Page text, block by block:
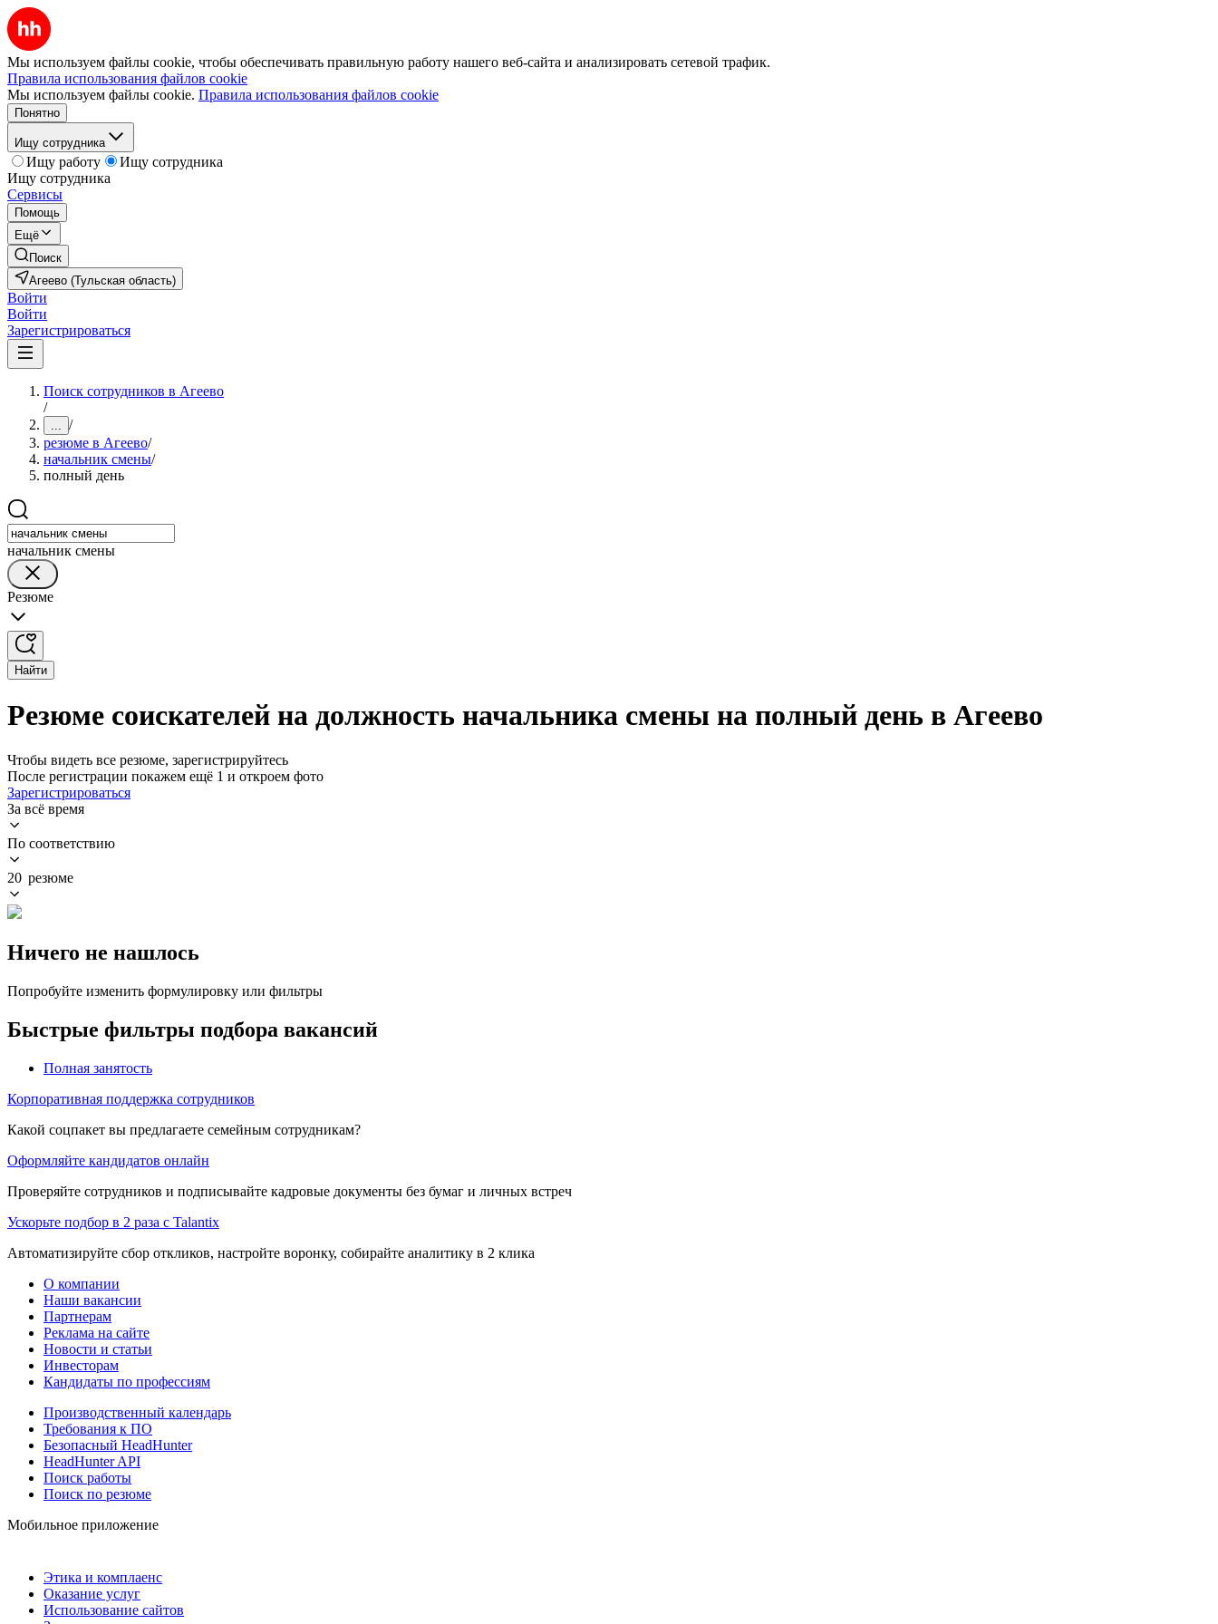
Мы используем файлы cookie, чтобы обеспечивать правильную работу нашего веб-сайта и анализировать сетевой трафик.
Правила использования файлов cookie
Мы используем файлы cookie. Правила использования файлов cookie
Понятно
Ищу сотрудника
Ищу работу
Ищу сотрудника
Ищу сотрудника
Сервисы
Помощь
Ещё
Поиск
Агеево (Тульская область)
Войти
Войти
Зарегистрироваться
Поиск сотрудников в Агеево
/
... /
резюме в Агеево/
начальник смены/
полный день
начальник смены
Резюме
Найти
Резюме соискателей на должность начальника смены на полный день в Агеево
Чтобы видеть все резюме, зарегистрируйтесь
После регистрации покажем ещё 1 и откроем фото
Зарегистрироваться
За всё время
По соответствию
20 резюме
Ничего не нашлось
Попробуйте изменить формулировку или фильтры
Быстрые фильтры подбора вакансий
Полная занятость
Корпоративная поддержка сотрудников
Какой соцпакет вы предлагаете семейным сотрудникам?
Оформляйте кандидатов онлайн
Проверяйте сотрудников и подписывайте кадровые документы без бумаг и личных встреч
Ускорьте подбор в 2 раза с Talantix
Автоматизируйте сбор откликов, настройте воронку, собирайте аналитику в 2 клика
О компании
Наши вакансии
Партнерам
Реклама на сайте
Новости и статьи
Инвесторам
Кандидаты по профессиям
Производственный календарь
Требования к ПО
Безопасный HeadHunter
HeadHunter API
Поиск работы
Поиск по резюме
Мобильное приложение
Этика и комплаенс
Оказание услуг
Использование сайтов